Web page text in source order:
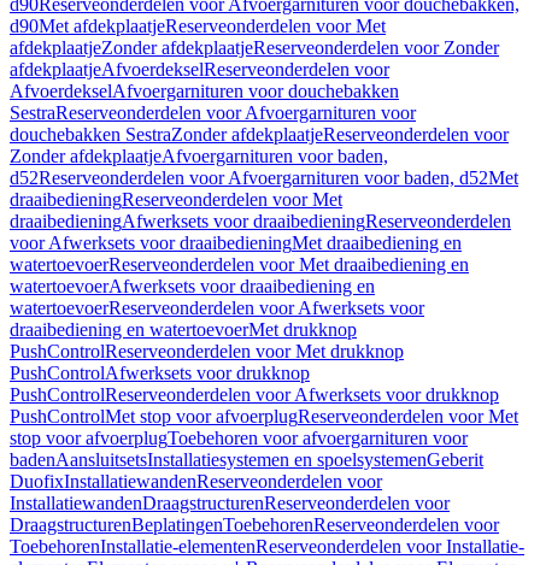
d90Reserveonderdelen voor Afvoergarnituren voor douchebakken,
d90Met afdekplaatjeReserveonderdelen voor Met
afdekplaatjeZonder afdekplaatjeReserveonderdelen voor Zonder
afdekplaatjeAfvoerdekselReserveonderdelen voor
AfvoerdekselAfvoergarnituren voor douchebakken
SestraReserveonderdelen voor Afvoergarnituren voor
douchebakken SestraZonder afdekplaatjeReserveonderdelen voor
Zonder afdekplaatjeAfvoergarnituren voor baden,
d52Reserveonderdelen voor Afvoergarnituren voor baden, d52Met
draaibedieningReserveonderdelen voor Met
draaibedieningAfwerksets voor draaibedieningReserveonderdelen
voor Afwerksets voor draaibedieningMet draaibediening en
watertoevoerReserveonderdelen voor Met draaibediening en
watertoevoerAfwerksets voor draaibediening en
watertoevoerReserveonderdelen voor Afwerksets voor
draaibediening en watertoevoerMet drukknop
PushControlReserveonderdelen voor Met drukknop
PushControlAfwerksets voor drukknop
PushControlReserveonderdelen voor Afwerksets voor drukknop
PushControlMet stop voor afvoerplugReserveonderdelen voor Met
stop voor afvoerplugToebehoren voor afvoergarnituren voor
badenAansluitsetsInstallatiesystemen en spoelsystemenGeberit
DuofixInstallatiewandenReserveonderdelen voor
InstallatiewandenDraagstructurenReserveonderdelen voor
DraagstructurenBeplatingenToebehorenReserveonderdelen voor
ToebehorenInstallatie-elementenReserveonderdelen voor Installatie-